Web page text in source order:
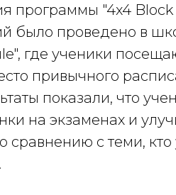
программы "4x4
было проведено в
где ученики
привычного
показали, что
на экзаменах и
с теми, кто